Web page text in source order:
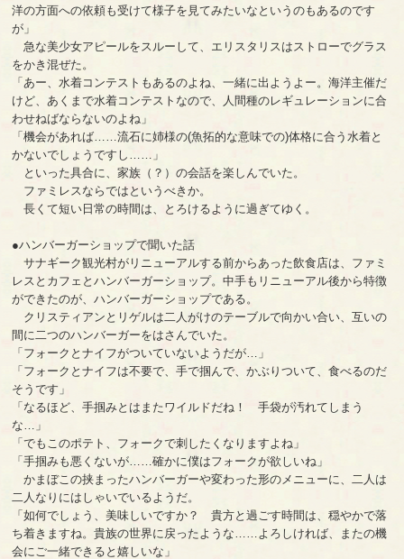
洋の方面への依頼も受けて様子を見てみたいなというのもあるのです
が」
急な美少女アピールをスルーして、エリスタリスはストローでグラス
をかき混ぜた。
「あー、水着コンテストもあるのよね、一緒に出ようよー。海洋主催だ
けど、あくまで水着コンテストなので、人間種のレギュレーションに合
わせねばならないのよね」
「機会があれば……流石に姉様の(魚拓的な意味での)体格に合う水着と
かないでしょうですし……」
といった具合に、家族（？）の会話を楽しんでいた。
ファミレスならではというべきか。
長くて短い日常の時間は、とろけるように過ぎてゆく。
●ハンバーガーショップで聞いた話
サナギーク観光村がリニューアルする前からあった飲食店は、ファミ
レスとカフェとハンバーガーショップ。中手もリニューアル後から特徴
ができたのが、ハンバーガーショップである。
クリスティアンとリゲルは二人がけのテーブルで向かい合い、互いの
間に二つのハンバーガーをはさんでいた。
「フォークとナイフがついていないようだが…」
「フォークとナイフは不要で、手で掴んで、かぶりついて、食べるのだ
そうです」
「なるほど、手掴みとはまたワイルドだね！ 手袋が汚れてしまう
な…」
「でもこのポテト、フォークで刺したくなりますよね」
「手掴みも悪くないが……確かに僕はフォークが欲しいね」
かまぼこの挟まったハンバーガーや変わった形のメニューに、二人は
二人なりにはしゃいでいるようだ。
「如何でしょう、美味しいですか？ 貴方と過ごす時間は、穏やかで落
ち着きますね。貴族の世界に戻ったような……よろしければ、またの機
会にご一緒できると嬉しいな」